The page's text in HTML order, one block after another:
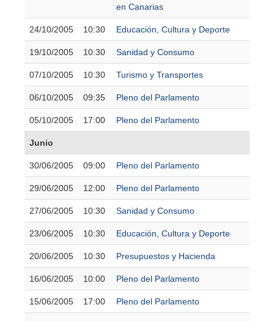
en Canarias
24/10/2005 10:30 Educación, Cultura y Deporte
19/10/2005 10:30 Sanidad y Consumo
07/10/2005 10:30 Turismo y Transportes
06/10/2005 09:35 Pleno del Parlamento
05/10/2005 17:00 Pleno del Parlamento
Junio
30/06/2005 09:00 Pleno del Parlamento
29/06/2005 12:00 Pleno del Parlamento
27/06/2005 10:30 Sanidad y Consumo
23/06/2005 10:30 Educación, Cultura y Deporte
20/06/2005 10:30 Presupuestos y Hacienda
16/06/2005 10:00 Pleno del Parlamento
15/06/2005 17:00 Pleno del Parlamento